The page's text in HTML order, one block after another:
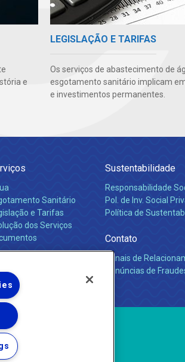
e
LEGISLAÇÃO E TARIFAS
Os serviços de abastecimento de
esgotamento sanitário implicam
e investimentos permanentes.
Sanitário
e Tarifas
dos Serviços
Sustentabilidade
Responsabilidade
Pol. de Inv. Social
Política de
Contato
Canais de
Denúncias de